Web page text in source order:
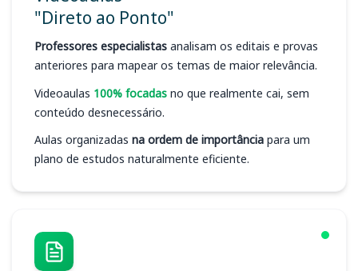
"Direto ao Ponto"
Professores especialistas analisam os editais e provas
anteriores para mapear os temas de maior relevância.
Videoaulas 100% focadas no que realmente cai, sem
conteúdo desnecessário.
Aulas organizadas na ordem de importância para um
plano de estudos naturalmente eficiente.